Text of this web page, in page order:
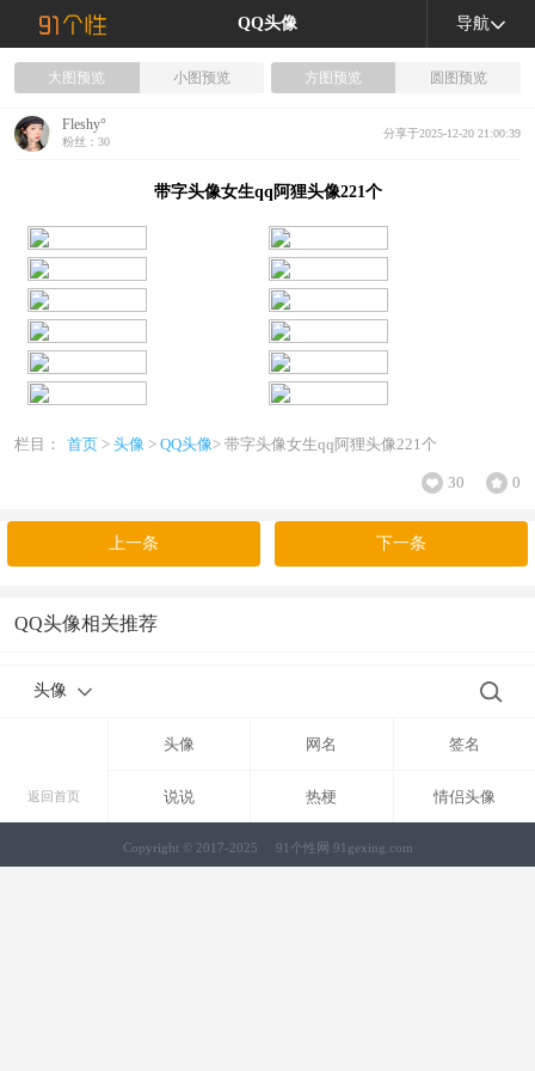
QQ头像 导航
大图预览 小图预览 方图预览 圆图预览
Fleshy°
粉丝：30
分享于2025-12-20 21:00:39
带字头像女生qq阿狸头像221个
栏目： 首页 > 头像 > QQ头像> 带字头像女生qq阿狸头像221个
30 0
上一条 下一条
QQ头像相关推荐
头像
返回首页
头像 网名 签名
说说 热梗 情侣头像
Copyright © 2017-2025 91个性网 91gexing.com